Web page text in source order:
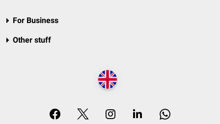
For Business
Other stuff